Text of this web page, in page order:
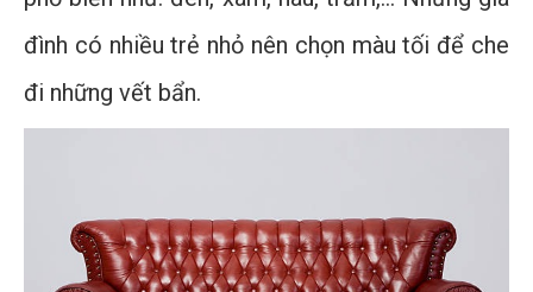
đình có nhiều trẻ nhỏ nên chọn màu tối để che
đi những vết bẩn.